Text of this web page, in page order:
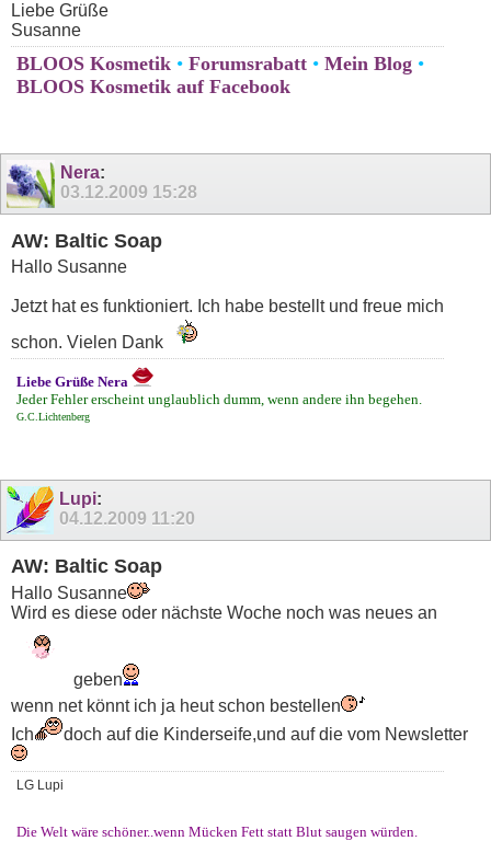
Liebe Grüße
Susanne
BLOOS Kosmetik • Forumsrabatt • Mein Blog •
BLOOS Kosmetik auf Facebook
Nera:
03.12.2009 15:28
AW: Baltic Soap
Hallo Susanne
Jetzt hat es funktioniert. Ich habe bestellt und freue mich
schon. Vielen Dank
Liebe Grüße Nera
Jeder Fehler erscheint unglaublich dumm, wenn andere ihn begehen.
G.C.Lichtenberg
Lupi:
04.12.2009 11:20
AW: Baltic Soap
Hallo Susanne
Wird es diese oder nächste Woche noch was neues an
geben
wenn net könnt ich ja heut schon bestellen
Ich
doch auf die Kinderseife,und auf die vom Newsletter
LG Lupi
Die Welt wäre schöner..wenn Mücken Fett statt Blut saugen würden.